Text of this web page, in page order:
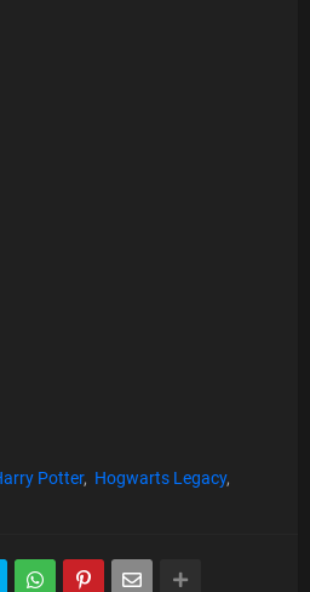
Potter
Hogwarts Legacy